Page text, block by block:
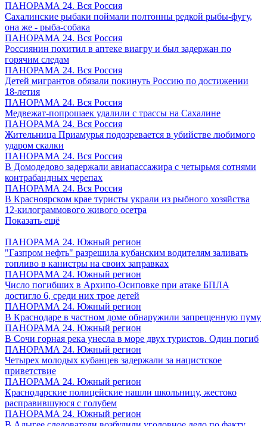
ПАНОРАМА 24. Вся Россия
Сахалинские рыбаки поймали полтонны редкой рыбы-фугу,
она же - рыба-собака
ПАНОРАМА 24. Вся Россия
Россиянин похитил в аптеке виагру и был задержан по
горячим следам
ПАНОРАМА 24. Вся Россия
Детей мигрантов обязали покинуть Россию по достижении
18-летия
ПАНОРАМА 24. Вся Россия
Медвежат-попрошаек удалили с трассы на Сахалине
ПАНОРАМА 24. Вся Россия
Жительница Приамурья подозревается в убийстве любимого
ударом скалки
ПАНОРАМА 24. Вся Россия
В Домодедово задержали авиапассажира с четырьмя сотнями
контрабандных черепах
ПАНОРАМА 24. Вся Россия
В Красноярском крае туристы украли из рыбного хозяйства
12-килограммового живого осетра
Показать ещё
ПАНОРАМА 24. Южный регион
"Газпром нефть" разрешила кубанским водителям заливать
топливо в канистры на своих заправках
ПАНОРАМА 24. Южный регион
Число погибших в Архипо-Осиповке при атаке БПЛА
достигло 6, среди них трое детей
ПАНОРАМА 24. Южный регион
В Краснодаре в частном доме обнаружили запрещенную пуму
ПАНОРАМА 24. Южный регион
В Сочи горная река унесла в море двух туристов. Один погиб
ПАНОРАМА 24. Южный регион
Четырех молодых кубанцев задержали за нацистское
приветствие
ПАНОРАМА 24. Южный регион
Краснодарские полицейские нашли школьницу, жестоко
расправившуюся с голубем
ПАНОРАМА 24. Южный регион